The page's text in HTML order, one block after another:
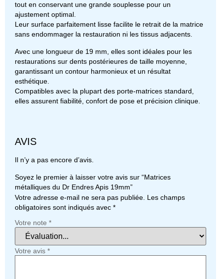
tout en conservant une grande souplesse pour un
ajustement optimal.
Leur surface parfaitement lisse facilite le retrait de la matrice
sans endommager la restauration ni les tissus adjacents.
Avec une longueur de 19 mm, elles sont idéales pour les
restaurations sur dents postérieures de taille moyenne,
garantissant un contour harmonieux et un résultat
esthétique.
Compatibles avec la plupart des porte-matrices standard,
elles assurent fiabilité, confort de pose et précision clinique.
AVIS
Il n’y a pas encore d’avis.
Soyez le premier à laisser votre avis sur “Matrices
métalliques du Dr Endres Apis 19mm”
Votre adresse e-mail ne sera pas publiée. Les champs
obligatoires sont indiqués avec *
Votre note *
Votre avis *